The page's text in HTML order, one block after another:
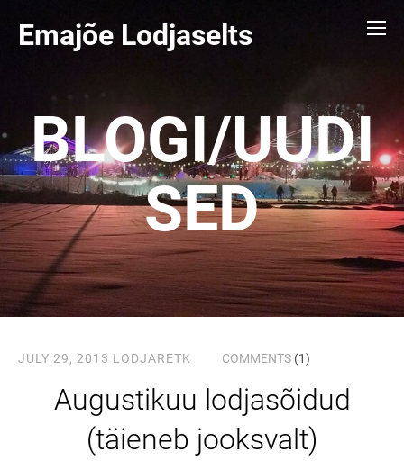
Emajõe Lodjaselts
BLOGI/UUDI
SED
JULY 29, 2013 LODJARETK COMMENTS (1)
Augustikuu lodjasõidud
(täieneb jooksvalt)